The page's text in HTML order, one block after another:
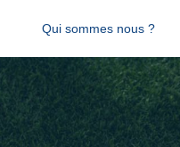
Qui sommes nous ?